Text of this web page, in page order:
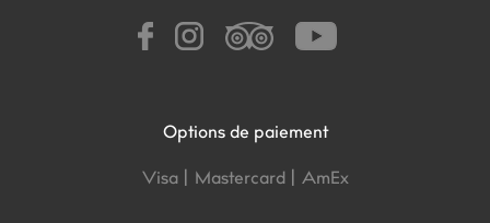
Options de paiement
Visa | Mastercard | AmEx